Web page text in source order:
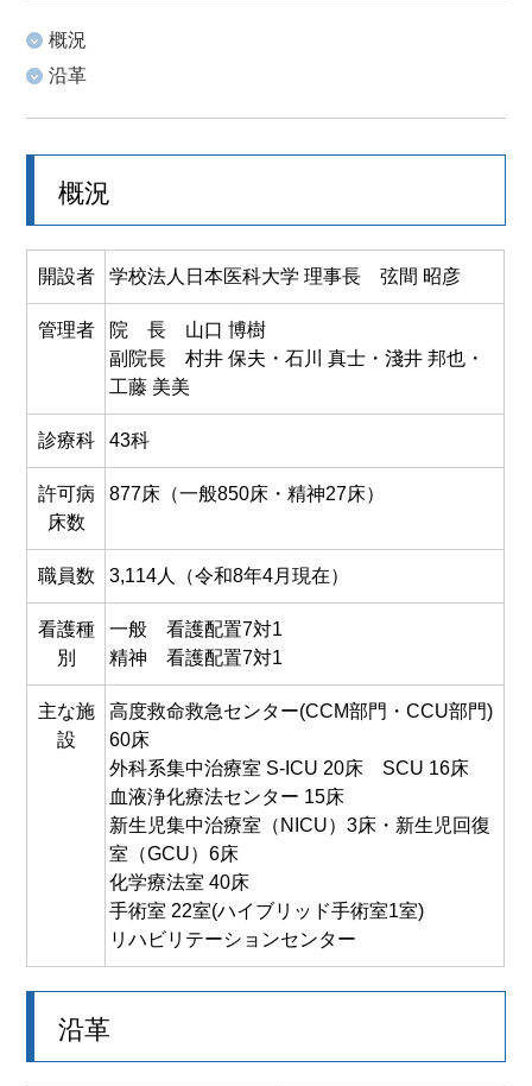
概況
沿革
概況
開設者 学校法人日本医科大学 理事長 弦間 昭彦
管理者
院 長 山口 博樹
副院長 村井 保夫・石川 真士・淺井 邦也 ・
工藤 美美
診療科 43科
許可病
床数
877床（一般850床・精神27床）
職員数 3,114人（令和8年4月現在）
看護種
別
一般 看護配置7対1
精神 看護配置7対1
主な施
設
高度救命救急センター(CCM部門・CCU部門)
60床
外科系集中治療室 S-ICU 20床 SCU 16床
血液浄化療法センター 15床
新生児集中治療室（NICU）3床・新生児回復
室（GCU）6床
化学療法室 40床
手術室 22室(ハイブリッド手術室1室)
リハビリテーションセンター
沿革